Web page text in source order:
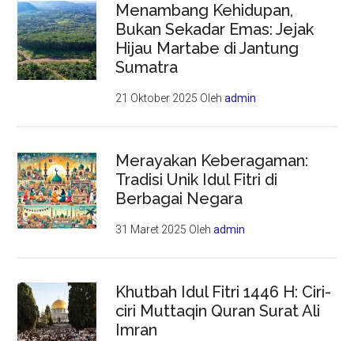
Menambang Kehidupan,
Bukan Sekadar Emas: Jejak
Hijau Martabe di Jantung
Sumatra
21 Oktober 2025 Olehadmin
Merayakan Keberagaman:
Tradisi Unik Idul Fitri di
Berbagai Negara
31 Maret 2025 Olehadmin
Khutbah Idul Fitri 1446 H: Ciri-
ciri Muttaqin Quran Surat Ali
Imran